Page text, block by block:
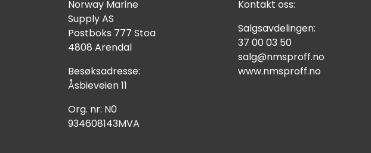
Norway Marine
Supply AS
Postboks 777 Stoa
4808 Arendal
Besøksadresse:
Åsbieveien 11
Org. nr: N0
934608143MVA
Kontakt oss:
Salgsavdelingen:
37 00 03 50
salg@nmsproff.no
www.nmsproff.no